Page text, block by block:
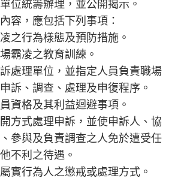
位統籌辦理，並公開揭示。
容，應包括下列事項：
之行為樣態及預防措施。
霸凌之教育訓練。
處理單位，並指定人員負責職場
訴、調查、處理及申復程序。
資格及其利益迴避事項。
方式處理申訴，並使申訴人、協
參與及負責調查之人免於遭受任
不利之待遇。
實行為人之懲戒或處理方式。